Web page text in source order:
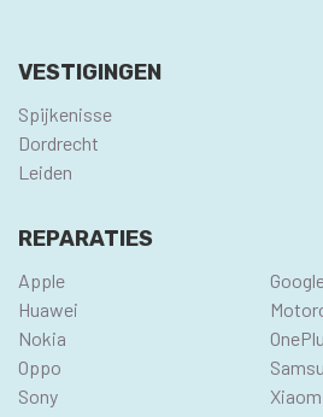
VESTIGINGEN
Spijkenisse
Dordrecht
Leiden
REPARATIES
Apple
Huawei
Nokia
Oppo
Sony